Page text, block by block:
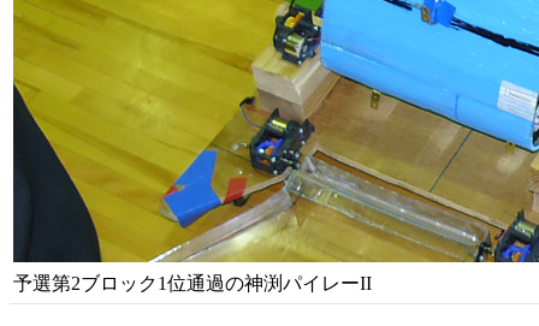
予選第2ブロック1位通過の神渕パイレーII